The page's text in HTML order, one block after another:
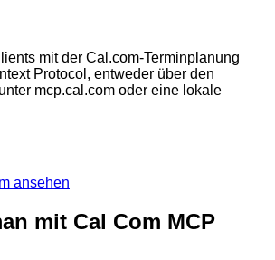
mit der Cal.com-Terminplanung
Protocol, entweder über den
mcp.cal.com oder eine lokale
ansehen
mit Cal Com MCP